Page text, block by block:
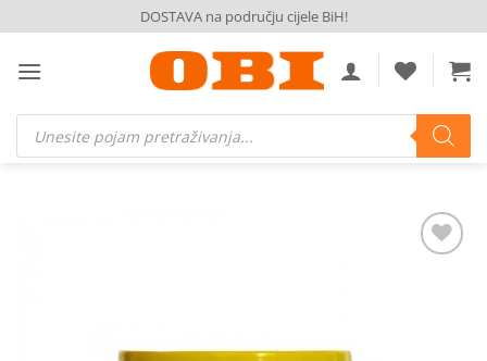
to
content
DOSTAVA na području cijele BiH!
Products
search